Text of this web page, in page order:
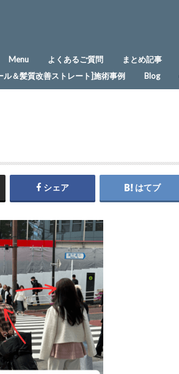
Menu よくあるご質問 まとめ記事
ル＆髪質改善ストレート]施術事例
Blog
シェア はてブ